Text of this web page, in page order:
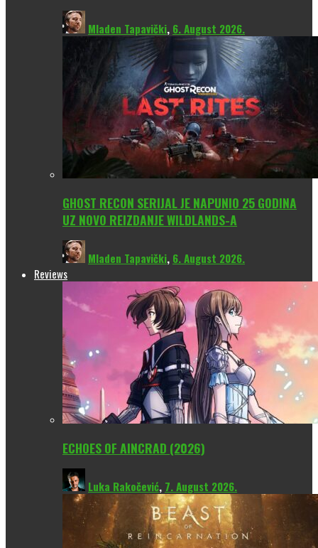
Mladen Tapavički, 6. August 2026.
GHOST RECON SERIJAL JE NAPUNIO 25 GODINA
UZ NOVO REIZDANJE WILDLANDS-A
Mladen Tapavički, 6. August 2026.
Reviews
ECHOES OF AINCRAD (2026)
Luka Rakočević, 7. August 2026.